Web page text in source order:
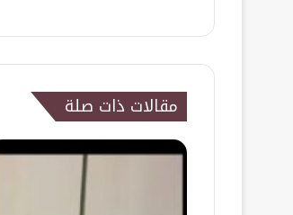
مقالات ذات صلة